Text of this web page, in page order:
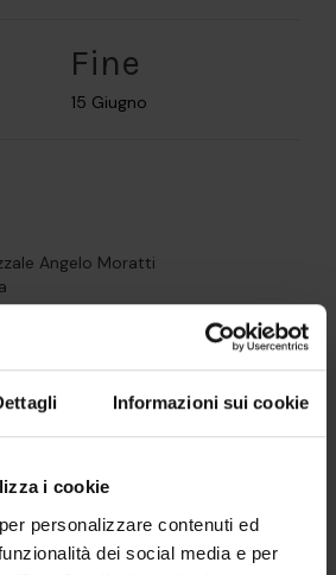
Informazioni sui cookie
i cookie
personalizzare contenuti ed
dei social media e per
Fine
15 Giugno
Angelo Moratti
Lauroallo Stadio di San Siro
e di un tour indoor
quello di Roma al Circo Massimo si
festa per tutti i suoi fans.